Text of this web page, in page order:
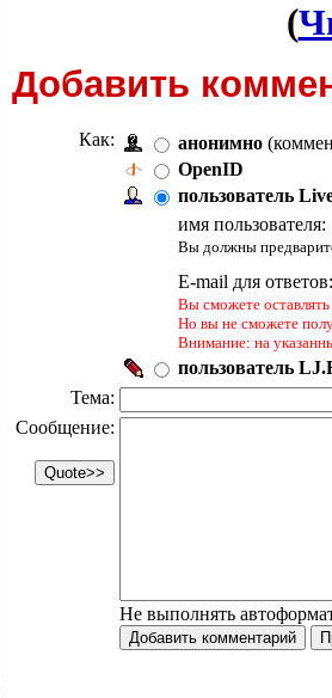
(
Добавить
Как: анонимно
OpenID
пользователь
имя пользователя:
Вы должны
E-mail для
Вы сможете
Но вы не сможете
Внимание: на
пользователь
Тема:
Сообщение:
Не выполнять